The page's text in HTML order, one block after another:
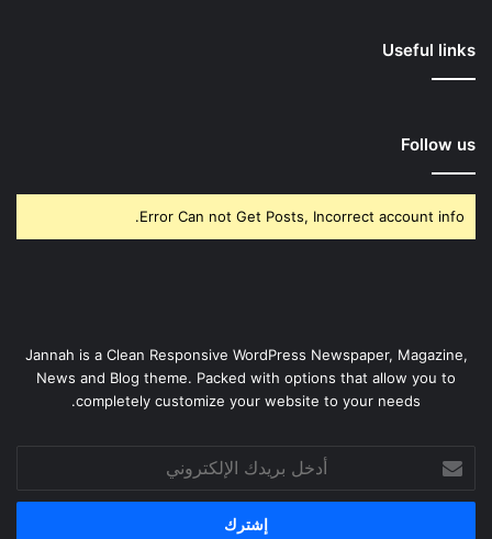
Useful links
Follow us
Error Can not Get Posts, Incorrect account info.
Jannah is a Clean Responsive WordPress Newspaper, Magazine,
News and Blog theme. Packed with options that allow you to
completely customize your website to your needs.
بريدك